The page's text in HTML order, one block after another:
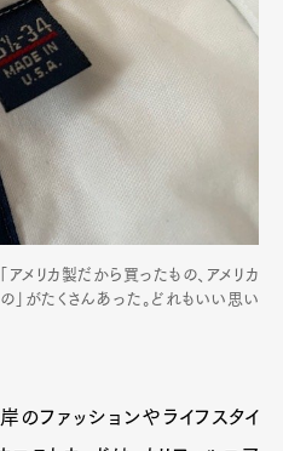
アメリカ製だから買ったもの、アメリカ
がたくさんあった。どれもいい思い
のファッションやライフスタイ